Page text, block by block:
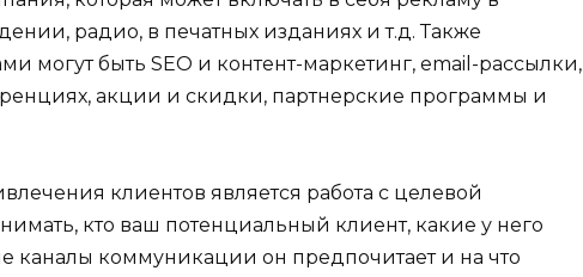
радио, в печатных изданиях и т.д. Также
могут быть SEO и контент-маркетинг, email-рассылки,
акции и скидки, партнерские программы и
клиентов является работа с целевой
кто ваш потенциальный клиент, какие у него
каналы коммуникации он предпочитает и на что